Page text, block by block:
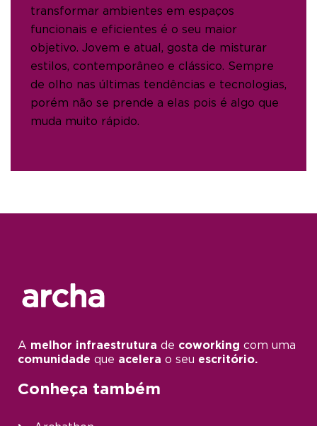
transformar ambientes em espaços
funcionais e eficientes é o seu maior
objetivo. Jovem e atual, gosta de misturar
estilos, contemporâneo e clássico. Sempre
de olho nas últimas tendências e tecnologias,
porém não se prende a elas pois é algo que
muda muito rápido.
A melhor infraestrutura de coworking com uma
comunidade que acelera o seu escritório.
Conheça também